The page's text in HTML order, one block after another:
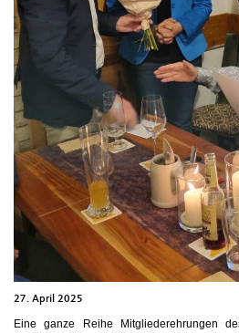
27. April 2025
Eine ganze Reihe Mitgliederehrungen